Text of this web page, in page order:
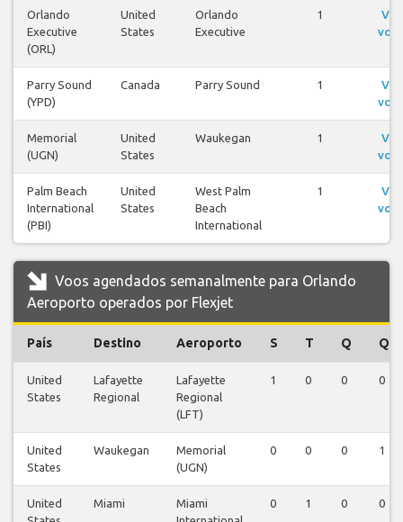
Orlando
Executive
(ORL)
United
States
Orlando
Executive
1
Ver
voos
Parry Sound
(YPD)
Canada Parry Sound 1
Ver
voos
Memorial
(UGN)
United
States
Waukegan 1
Ver
voos
Palm Beach
International
(PBI)
United
States
West Palm
Beach
International
1
Ver
voos
Voos agendados semanalmente para Orlando
Aeroporto operados por Flexjet
País Destino Aeroporto S T Q Q
United
States
Lafayette
Regional
Lafayette
Regional
(LFT)
1 0 0 0
United
States
Waukegan
Memorial
(UGN)
0 0 0 1
United
Miami
Miami
0 1 0 0